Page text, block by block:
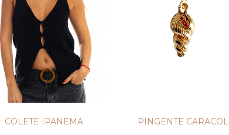
COLETE IPANEMA PINGENTE CARACOL